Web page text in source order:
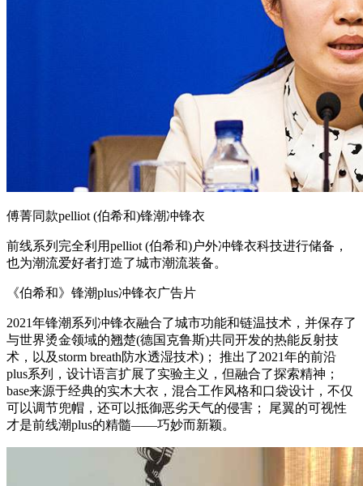
傅菁同款pelliot (伯希和)锋潮冲锋衣
前线系列完全利用pelliot (伯希和)户外冲锋衣科技进行储备，
也为潮流爱好者打造了城市潮流装备。
《伯希和》锋潮plus冲锋衣广告片
2021年锋潮系列冲锋衣融合了城市功能和链温技术，并保存了
与世界烫金领域的翘楚(德国克鲁斯)共同开发的热能反射技
术，以及storm breath防水透湿技术)； 推出了2021年的前沿
plus系列，设计语言扩展了实验主义，但融合了探索精神；
base来源于经典的实木大衣，混合工作风格和口袋设计，不仅
可以调节兜帽，还可以抵御恶劣天气的侵害； 尾翼的可视性
才是前线潮plus的精髓——巧妙而新颖。